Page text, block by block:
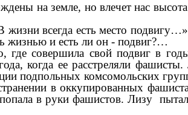
на земле, но влечет нас
жизни всегда есть место
жизнью и есть ли он - подвиг?…
где совершила свой подвиг в
когда ее расстреляли
подпольных комсомольских
в оккупированных
в руки фашистов. Лизу